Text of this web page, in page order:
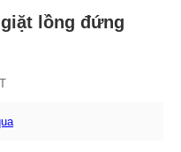
lồng đứng